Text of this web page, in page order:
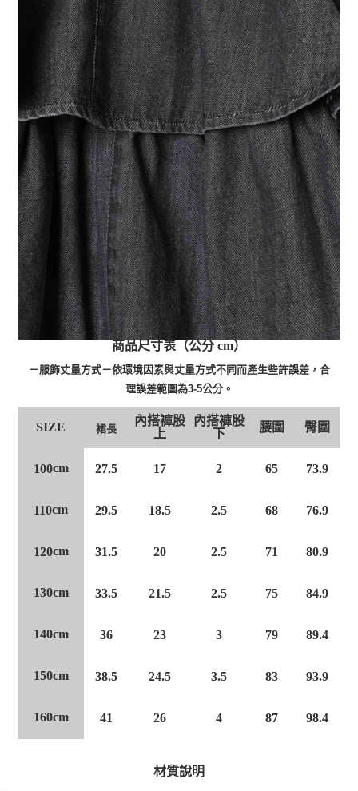
商品尺寸表（公分 cm）
－服飾丈量方式－依環境因素與丈量方式不同而產生些許誤差，合
理誤差範圍為3-5公分。
SIZE 裙長
內搭褲股
上
內搭褲股
下
腰圍 臀圍
100cm 27.5 17 2 65 73.9
110cm 29.5 18.5 2.5 68 76.9
120cm 31.5 20 2.5 71 80.9
130cm 33.5 21.5 2.5 75 84.9
140cm 36 23 3 79 89.4
150cm 38.5 24.5 3.5 83 93.9
160cm 41 26 4 87 98.4
材質說明